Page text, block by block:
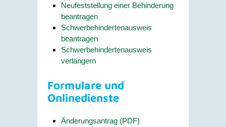
Neufeststellung einer Behinderung
beantragen
Schwerbehindertenausweis
beantragen
Schwerbehindertenausweis
verlängern
Formulare und
Onlinedienste
Änderungsantrag (PDF)